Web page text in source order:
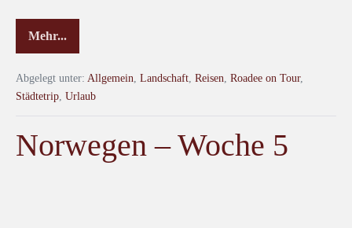
Mehr...
Abgelegt unter: Allgemein, Landschaft, Reisen, Roadee on Tour,
Städtetrip, Urlaub
Norwegen – Woche 5